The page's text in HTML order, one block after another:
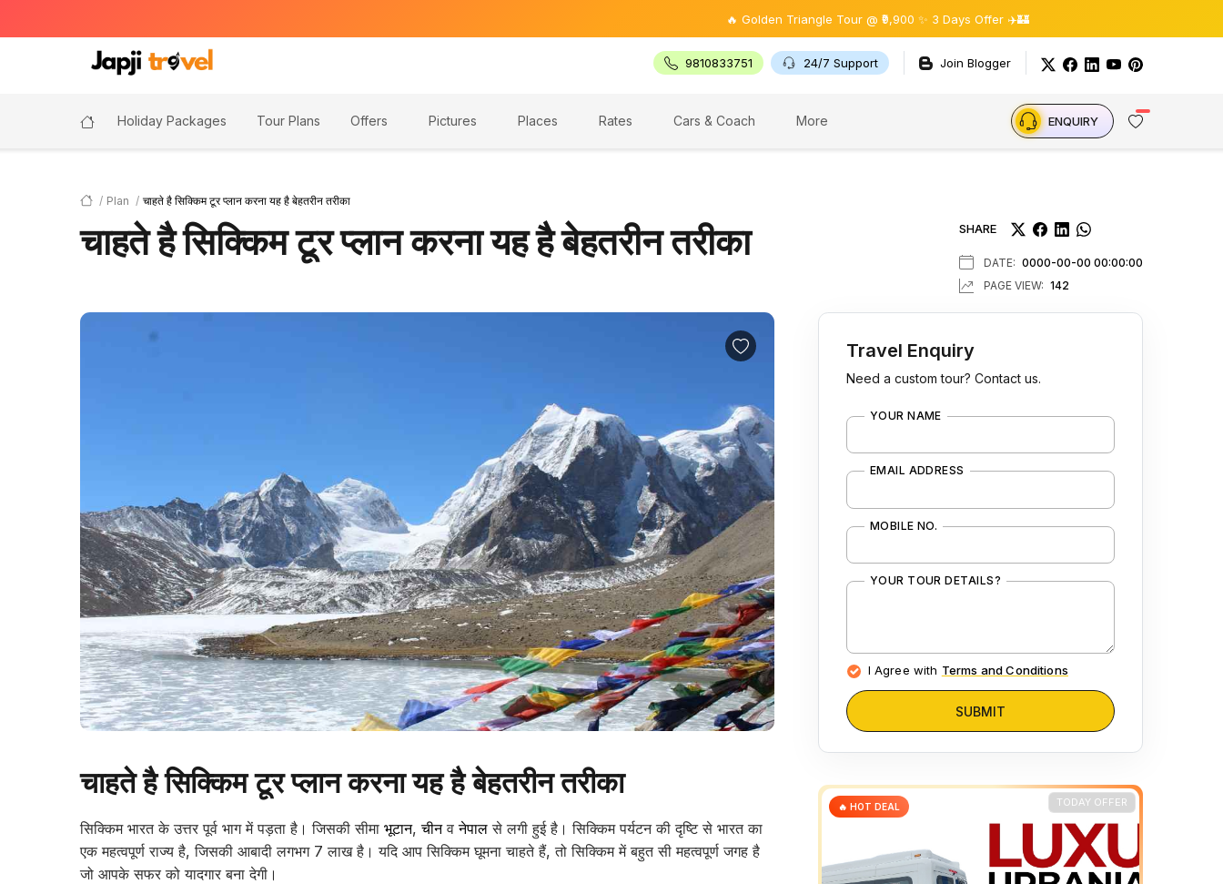
🔥 Golden Triangle Tour @ ₹9,900 ✨ 3 Days Offer ✈️🏰
9810833751 24/7 Support Join Blogger
Holiday Packages Tour Plans Offers Pictures Places Rates Cars & Coach More ENQUIRY
Plan चाहते है सिक्किम टूर प्लान करना यह है बेहतरीन तरीका
चाहते है सिक्किम टूर प्लान करना यह है बेहतरीन तरीका SHARE
DATE: 0000-00-00 00:00:00
PAGE VIEW: 142
चाहते है सिक्किम टूर प्लान करना यह है बेहतरीन तरीका
सिक्किम भारत के उत्तर पूर्व भाग में पड़ता है। जिसकी सीमा भूटान,चीनवनेपाल से लगी हुई है। सिक्किम पर्यटन की दृष्टि से भारत का
एक महत्वपूर्ण राज्य है, जिसकी आबादी लगभग 7 लाख है। यदि आप सिक्किम घूमना चाहते हैं, तो सिक्किम में बहुत सी महत्वपूर्ण जगह है
जो आपके सफर को यादगार बना देगी।
Travel Enquiry
Need a custom tour? Contact us.
YOUR NAME
EMAIL ADDRESS
MOBILE NO.
YOUR TOUR DETAILS?
I Agree with Terms and Conditions
SUBMIT
TODAY OFFER
🔥 HOT DEAL